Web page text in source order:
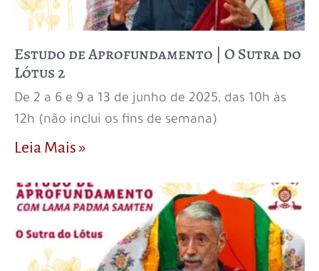
Estudo de Aprofundamento | O Sutra do
Lótus 2
De 2 a 6 e 9 a 13 de junho de 2025, das 10h às
12h (não inclui os fins de semana)
Leia Mais »